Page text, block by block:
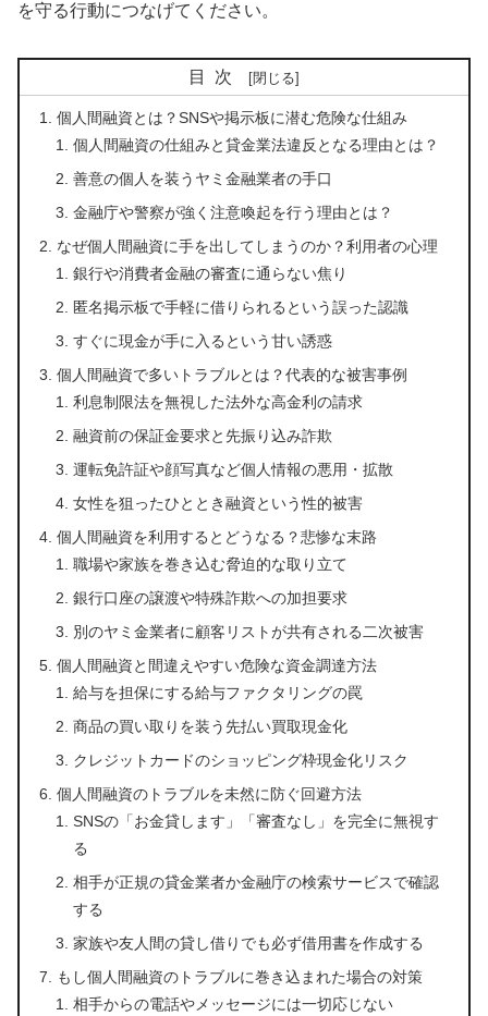
を守る行動につなげてください。
目次
個人間融資とは？SNSや掲示板に潜む危険な仕組み
個人間融資の仕組みと貸金業法違反となる理由とは？
善意の個人を装うヤミ金融業者の手口
金融庁や警察が強く注意喚起を行う理由とは？
なぜ個人間融資に手を出してしまうのか？利用者の心理
銀行や消費者金融の審査に通らない焦り
匿名掲示板で手軽に借りられるという誤った認識
すぐに現金が手に入るという甘い誘惑
個人間融資で多いトラブルとは？代表的な被害事例
利息制限法を無視した法外な高金利の請求
融資前の保証金要求と先振り込み詐欺
運転免許証や顔写真など個人情報の悪用・拡散
女性を狙ったひととき融資という性的被害
個人間融資を利用するとどうなる？悲惨な末路
職場や家族を巻き込む脅迫的な取り立て
銀行口座の譲渡や特殊詐欺への加担要求
別のヤミ金業者に顧客リストが共有される二次被害
個人間融資と間違えやすい危険な資金調達方法
給与を担保にする給与ファクタリングの罠
商品の買い取りを装う先払い買取現金化
クレジットカードのショッピング枠現金化リスク
個人間融資のトラブルを未然に防ぐ回避方法
SNSの「お金貸します」「審査なし」を完全に無視す
る
相手が正規の貸金業者か金融庁の検索サービスで確認
する
家族や友人間の貸し借りでも必ず借用書を作成する
もし個人間融資のトラブルに巻き込まれた場合の対策
相手からの電話やメッセージには一切応じない